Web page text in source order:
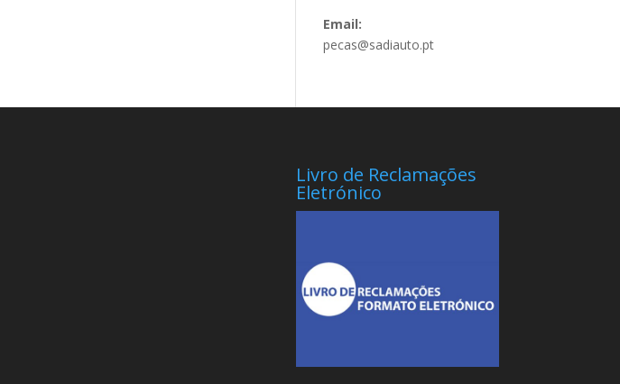
Email:
pecas@sadiauto.pt
Livro de Reclamações
Eletrónico